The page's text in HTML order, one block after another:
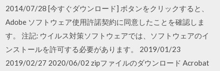
2014/07/28 [今すぐダウンロード] ボタンをクリックすると、
Adobe ソフトウェア使用許諾契約に同意したことを確認しま
す。 注記: ウイルス対策ソフトウェアでは、ソフトウェアのイ
ンストールを許可する必要があります。 2019/01/23
2019/02/27 2020/06/02 zipファイルのダウンロード Acrobat